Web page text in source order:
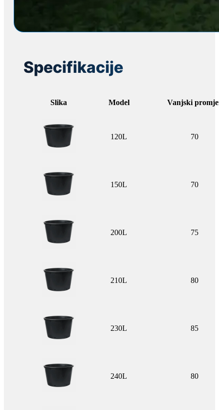
Specifikacije
Slika Model Vanjski
120L 70
150L 70
200L 75
210L 80
230L 85
240L 80